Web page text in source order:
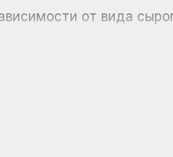
от вида